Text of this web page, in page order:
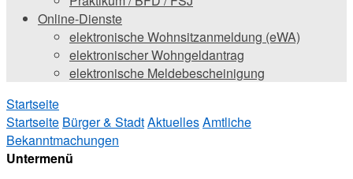
Online-Dienste
elektronische Wohnsitzanmeldung (eWA)
elektronischer Wohngeldantrag
elektronische Meldebescheinigung
Startseite
Startseite Bürger & StadtAktuellesAmtliche
Bekanntmachungen
Untermenü